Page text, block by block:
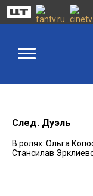
След. Дуэль
В ролях: Ольга
Стансилав